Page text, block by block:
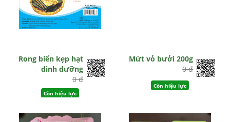
Rong biển kẹp hạt
dinh dưỡng
0 đ
Còn hiệu lực
Mứt vỏ bưởi 200g
0 đ
Còn hiệu lực